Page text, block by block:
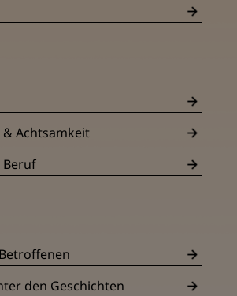
Achtsamkeit
Beruf
den Geschichten